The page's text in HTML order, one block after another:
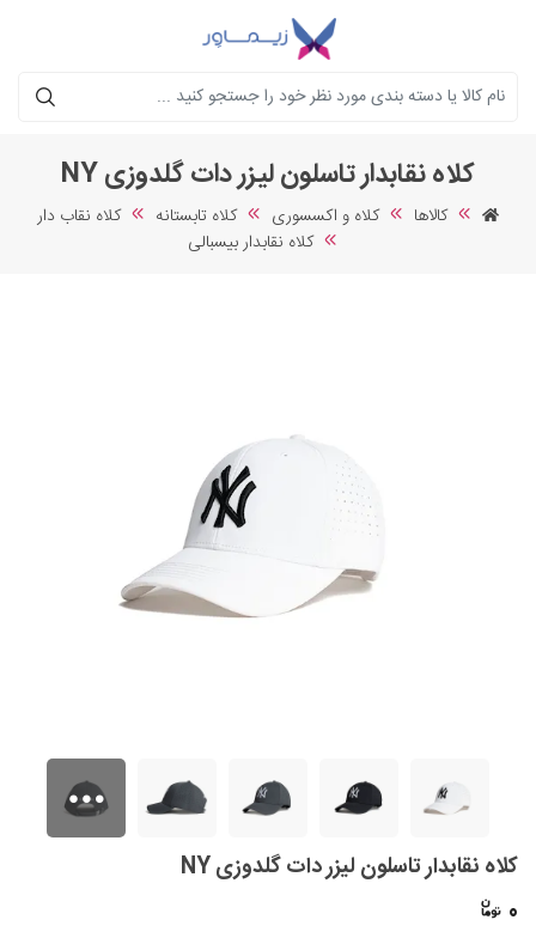
جستجو
کلاه نقابدار تاسلون لیزر دات گلدوزی NY
کالاها کلاه و اکسسوری کلاه تابستانه
کلاه نقاب دار
کلاه نقابدار بیسبالی
کلاه نقابدار تاسلون لیزر دات گلدوزی NY
0